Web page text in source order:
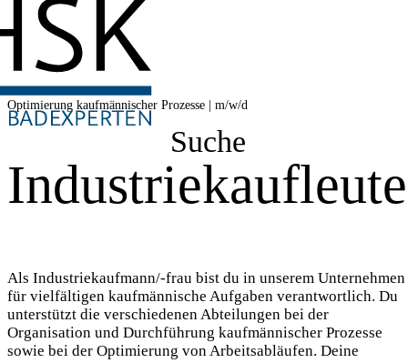
Suche
Optimierung kaufmännischer Prozesse | m/w/d
Industriekaufleute
Als Industriekaufmann/-frau bist du in unserem Unternehmen
für vielfältigen kaufmännische Aufgaben verantwortlich. Du
unterstützt die verschiedenen Abteilungen bei der
Organisation und Durchführung kaufmännischer Prozesse
sowie bei der Optimierung von Arbeitsabläufen. Deine